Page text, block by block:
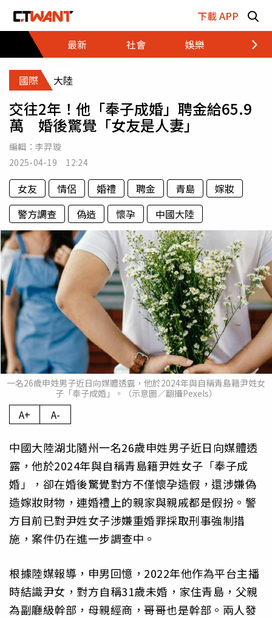
下載 APP
最新
社會 娛樂 財經
國際 大陸
交往2年！他「奉子成婚」聘金給65.9
萬 婚後驚覺「女友是人妻」
編輯： 李羿璇
2025-04-19 12:24
女友 情侶 婚禮 聘金 青島
嫁妝
警方調查
偽造 懷孕 中國大陸
一名26歲申姓男子近日向媒體透露，他於2024年與自稱青島籍尹姓女
子「奉子成婚」。（示意圖／翻攝Pexels）
A+ A-
中國大陸湖北隨州一名26歲申姓男子近日向媒體透
露，他於2024年與自稱青島籍尹姓女子「奉子成
婚」，卻在婚後驚覺對方不僅懷孕造假，還涉嫌偽
造嫁妝財物，連婚禮上的親家與親戚都是假扮。警
方目前已對尹姓女子涉嫌重婚罪採取刑事強制措
施，案件仍在進一步調查中。
根據陸媒報導，申男回憶，2022年他作為平台主播
時結識尹女，對方自稱31歲未婚，家住青島，父親
為副廳級幹部，母親經商，哥哥也是幹部。兩人發